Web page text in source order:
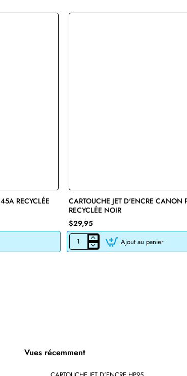
🔥 Bestseller
RECYCLÉE
CARTOUCHE JET D'ENCRE CANON
RECYCLÉE NOIR
$29,95
CARTOUCHE
JET
Ajout au panier
Vues récemment